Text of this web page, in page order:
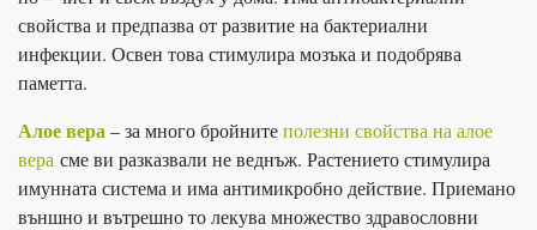
свойства и предпазва от развитие на бактериални
инфекции. Освен това стимулира мозъка и подобрява
паметта.
Алое вера– за много бройнитеполезни свойства на алое
вера сме ви разказвали не веднъж. Растението стимулира
имунната система и има антимикробно действие. Приемано
външно и вътрешно то лекува множество здравословни